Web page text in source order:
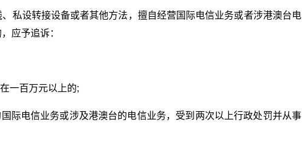
私设转接设备或者其他方法，擅自经营国际电信业务或者涉港澳台电
应予追诉：
一百万元以上的;
际电信业务或涉及港澳台的电信业务，受到两次以上行政处罚并从事